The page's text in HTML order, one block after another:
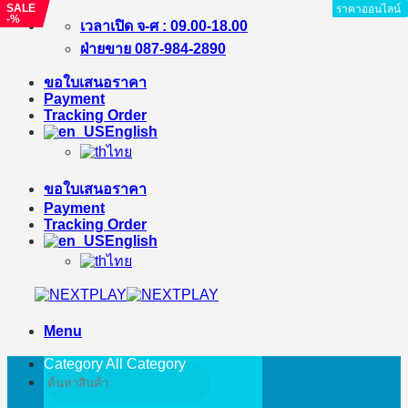
Skip
เวลาเปิด จ-ศ : 09.00-18.00
ฝ่ายขาย 087-984-2890
ขอใบเสนอราคา
Payment
Tracking Order
English
ไทย
ขอใบเสนอราคา
Payment
Tracking Order
English
ไทย
Menu
Search
for:
Category All Category
ราคาออนไลน์
ราคาออนไลน์
ราคาออนไลน์
ราคาออนไลน์
ราคาออนไลน์
SALE
-%
ราคาออนไลน์
ราคาออนไลน์
ราคาออนไลน์